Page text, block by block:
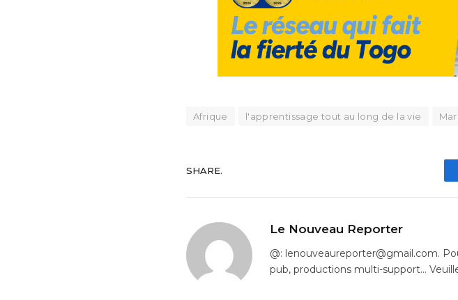
Afrique l'apprentissage tout au long de la vie
SHARE.
Le Nouveau Reporter
@: lenouveaureporter@gmail.com.
pub, productions multi-support…